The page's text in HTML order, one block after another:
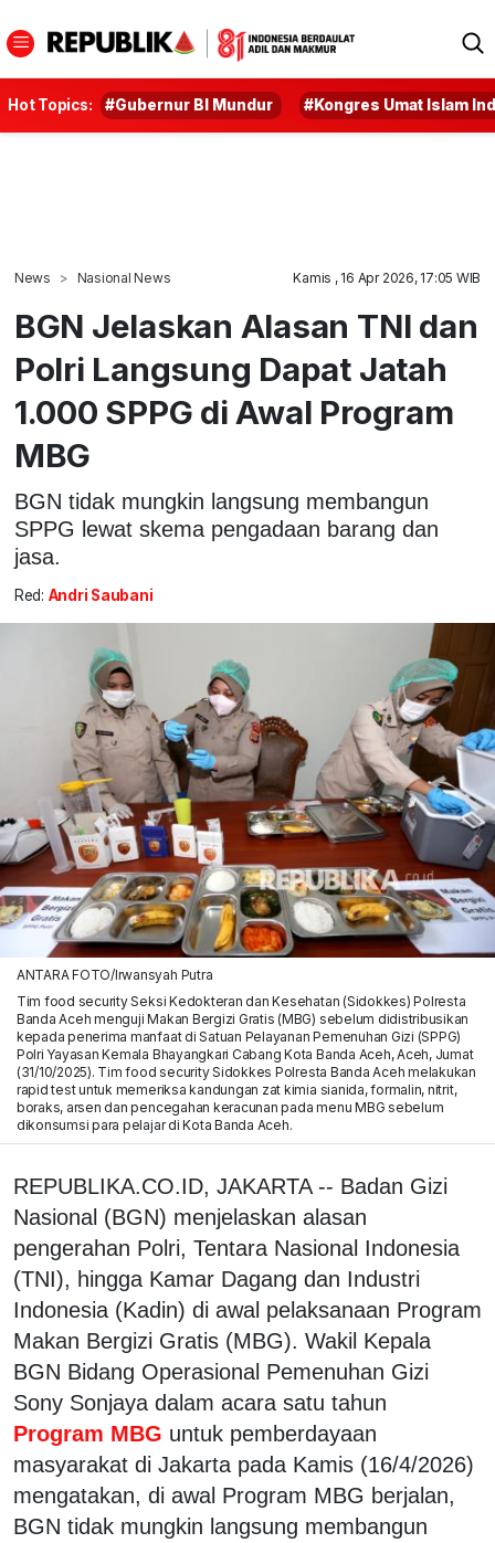
Hot Topics: #Gubernur BI Mundur #Kongres Umat Islam
News Nasional News Kamis , 16 Apr 2026, 17:05 WIB
BGN Jelaskan Alasan TNI dan
Polri Langsung Dapat Jatah
1.000 SPPG di Awal Program
MBG
BGN tidak mungkin langsung membangun
SPPG lewat skema pengadaan barang dan
jasa.
Red: Andri Saubani
ANTARA FOTO/Irwansyah Putra
Tim food security Seksi Kedokteran dan Kesehatan (Sidokkes) Polresta
Banda Aceh menguji Makan Bergizi Gratis (MBG) sebelum didistribusikan
kepada penerima manfaat di Satuan Pelayanan Pemenuhan Gizi (SPPG)
Polri Yayasan Kemala Bhayangkari Cabang Kota Banda Aceh, Aceh, Jumat
(31/10/2025). Tim food security Sidokkes Polresta Banda Aceh melakukan
rapid test untuk memeriksa kandungan zat kimia sianida, formalin, nitrit,
boraks, arsen dan pencegahan keracunan pada menu MBG sebelum
dikonsumsi para pelajar di Kota Banda Aceh.
REPUBLIKA.CO.ID, JAKARTA -- Badan Gizi
Nasional (BGN) menjelaskan alasan
pengerahan Polri, Tentara Nasional Indonesia
(TNI), hingga Kamar Dagang dan Industri
Indonesia (Kadin) di awal pelaksanaan Program
Makan Bergizi Gratis (MBG). Wakil Kepala
BGN Bidang Operasional Pemenuhan Gizi
Sony Sonjaya dalam acara satu tahun
Program MBG untuk pemberdayaan
masyarakat di Jakarta pada Kamis (16/4/2026)
mengatakan, di awal Program MBG berjalan,
BGN tidak mungkin langsung membangun